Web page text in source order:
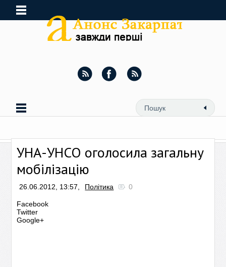
УНА-УНСО оголосила загальну
мобілізацію
26.06.2012, 13:57, Політика 0
Facebook
Twitter
Google+